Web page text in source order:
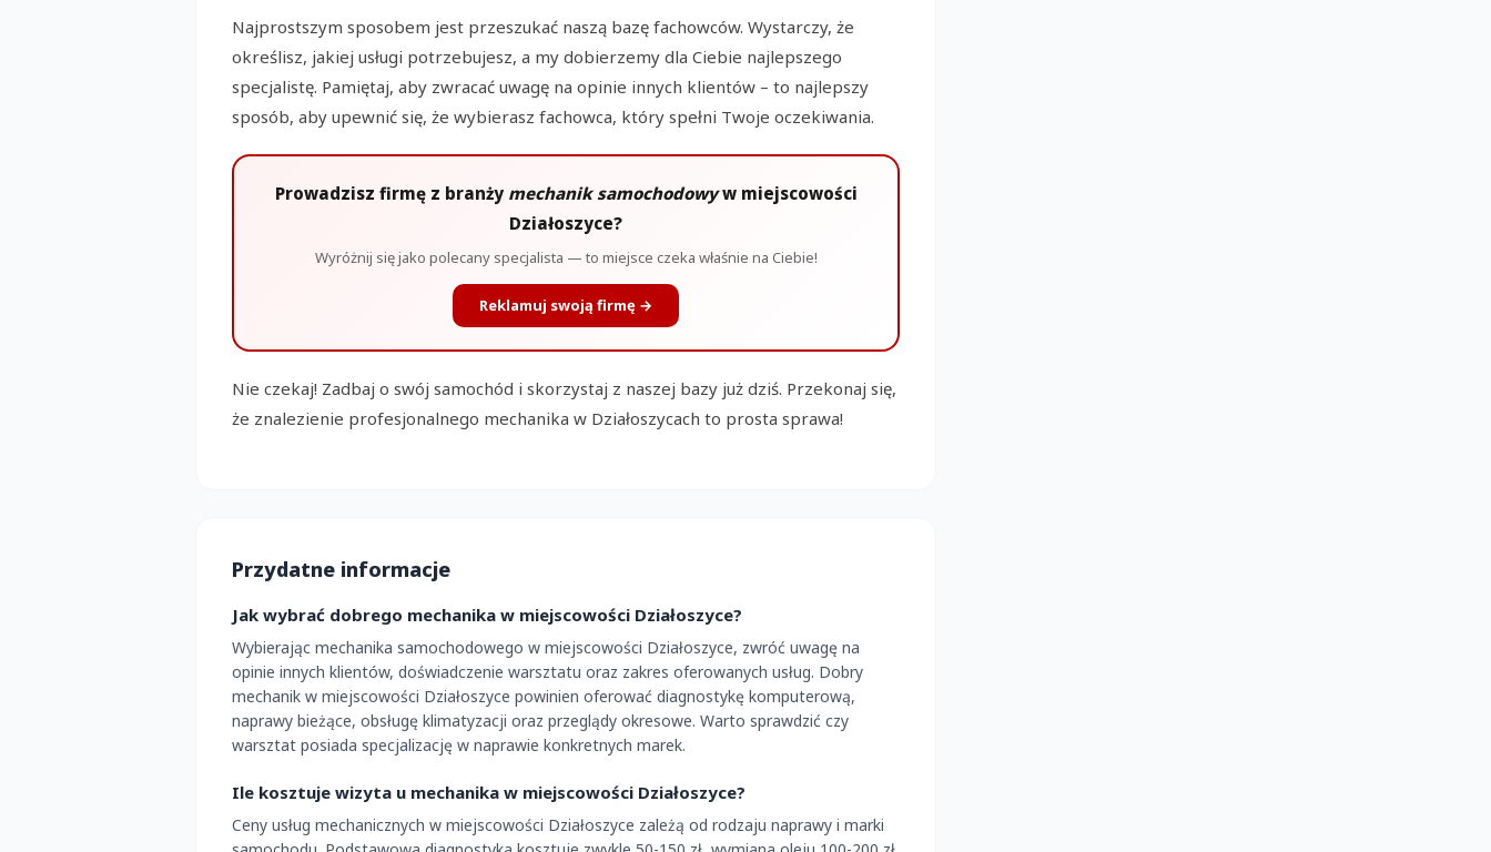
Najprostszym sposobem jest przeszukać naszą bazę fachowców. Wystarczy, że
określisz, jakiej usługi potrzebujesz, a my dobierzemy dla Ciebie najlepszego
specjalistę. Pamiętaj, aby zwracać uwagę na opinie innych klientów – to najlepszy
sposób, aby upewnić się, że wybierasz fachowca, który spełni Twoje oczekiwania.
Prowadzisz firmę z branży mechanik samochodowyw miejscowości
Działoszyce?
Wyróżnij się jako polecany specjalista — to miejsce czeka właśnie na Ciebie!
Reklamuj swoją firmę →
Nie czekaj! Zadbaj o swój samochód i skorzystaj z naszej bazy już dziś. Przekonaj się,
że znalezienie profesjonalnego mechanika w Działoszycach to prosta sprawa!
Przydatne informacje
Jak wybrać dobrego mechanika w miejscowości Działoszyce?
Wybierając mechanika samochodowego w miejscowości Działoszyce, zwróć uwagę na
opinie innych klientów, doświadczenie warsztatu oraz zakres oferowanych usług. Dobry
mechanik w miejscowości Działoszyce powinien oferować diagnostykę komputerową,
naprawy bieżące, obsługę klimatyzacji oraz przeglądy okresowe. Warto sprawdzić czy
warsztat posiada specjalizację w naprawie konkretnych marek.
Ile kosztuje wizyta u mechanika w miejscowości Działoszyce?
Ceny usług mechanicznych w miejscowości Działoszyce zależą od rodzaju naprawy i marki